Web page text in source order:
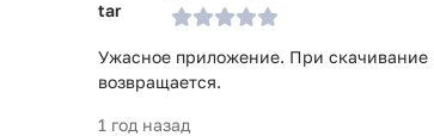
Ужасное приложение. При скачивание
возвращается.
1 год назад